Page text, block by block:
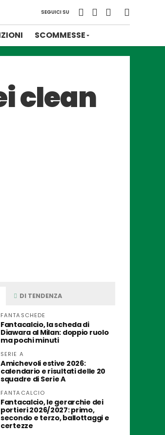
SEGUICI SU
SCOMMESSE
clean
DI TENDENZA
FANTASCHEDE
Fantacalcio, la scheda di
Diawara al Milan: doppio ruolo
ma pochi minuti
SERIE A
Amichevoli estive 2026:
calendario e risultati delle 20
squadre di Serie A
FANTACALCIO
Fantacalcio, le gerarchie dei
portieri 2026/2027: primo,
secondo e terzo, ballottaggi e
certezze